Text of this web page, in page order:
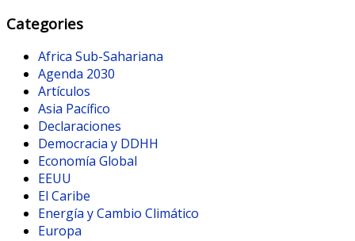
Categories
Africa Sub-Sahariana
Agenda 2030
Artículos
Asia Pacífico
Declaraciones
Democracia y DDHH
Economía Global
EEUU
El Caribe
Energía y Cambio Climático
Europa